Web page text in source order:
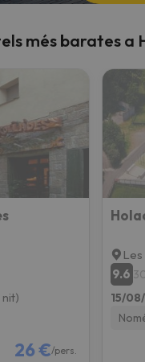
més barates a
nit)
26 €/pers.
Les
9.6
15/